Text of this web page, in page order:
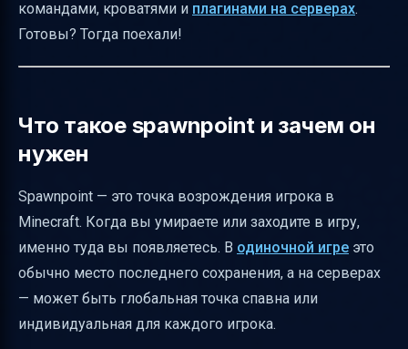
Унификация терминологии
Структура материала для удобства
Итог
командами, кроватями и плагинами на серверах.
Готовы? Тогда поехали!
Что такое spawnpoint и зачем он
нужен
Spawnpoint — это точка возрождения игрока в
Minecraft. Когда вы умираете или заходите в игру,
именно туда вы появляетесь. В одиночной игре это
обычно место последнего сохранения, а на серверах
— может быть глобальная точка спавна или
индивидуальная для каждого игрока.